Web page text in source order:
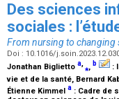
Des sciences
sociales :
From nursing to changing
Doi : 10.1016/
Jonathan Biglietto a,⁎, b :
vie et de la santé, Bernard
Étienne Kimmel a : Cadre de